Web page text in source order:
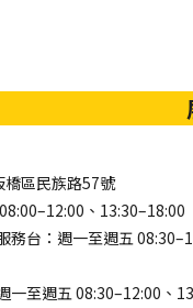
區民族路57號
、13:30–18:00
務台：週一至週五
一至週五 08:30–12:00、